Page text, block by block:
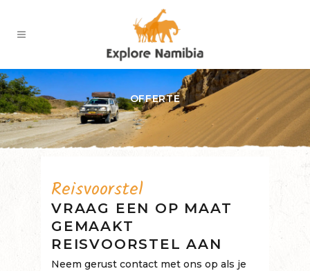
OFFERTE
Reisvoorstel
VRAAG EEN OP MAAT
GEMAAKT
REISVOORSTEL AAN
Neem gerust contact met ons op als je